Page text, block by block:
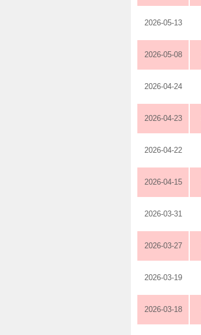
2026-05-13
2026-05-08
2026-04-24
2026-04-23
2026-04-22
2026-04-15
2026-03-31
2026-03-27
2026-03-19
2026-03-18